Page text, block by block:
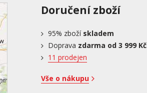
Doručení zboží
95% zboží skladem
Doprava zdarma od 3 999 Kč
11 prodejen
Vše o nákupu